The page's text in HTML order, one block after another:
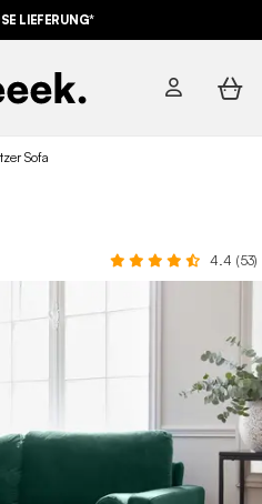
LIEFERUNG*
Sofa
4.4 (53)